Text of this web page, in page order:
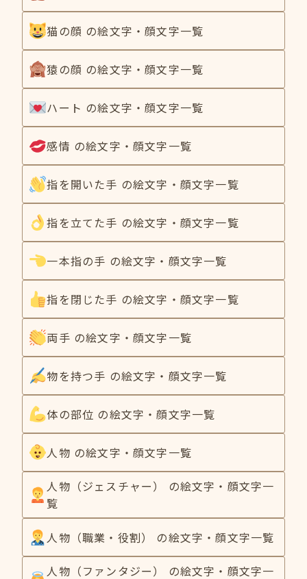
猫の顔 の絵文字・顔文字一覧
猿の顔 の絵文字・顔文字一覧
ハート の絵文字・顔文字一覧
感情 の絵文字・顔文字一覧
指を開いた手 の絵文字・顔文字一覧
指を立てた手 の絵文字・顔文字一覧
一本指の手 の絵文字・顔文字一覧
指を閉じた手 の絵文字・顔文字一覧
両手 の絵文字・顔文字一覧
物を持つ手 の絵文字・顔文字一覧
体の部位 の絵文字・顔文字一覧
人物 の絵文字・顔文字一覧
人物（ジェスチャー） の絵文字・顔文字一
覧
人物（職業・役割） の絵文字・顔文字一覧
人物（ファンタジー） の絵文字・顔文字一